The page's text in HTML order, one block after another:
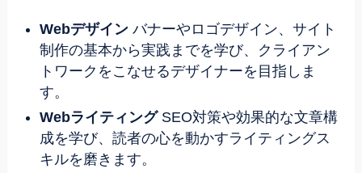
Webデザイン バナーやロゴデザイン、サイト
制作の基本から実践までを学び、クライアン
トワークをこなせるデザイナーを目指しま
す。
WebライティングSEO対策や効果的な文章構
成を学び、読者の心を動かすライティングス
キルを磨きます。